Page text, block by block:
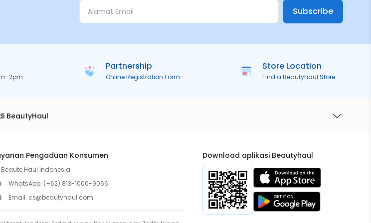
Subscribe
Partnership
Online Registration Form
Store Location
Find a Beautyhaul Store
BeautyHaul
Pengaduan Konsumen
Beaute Haul Indonesia
WhatsApp: (+62) 813-1000-9066
Email: cs@beautyhaul.com
Download aplikasi Beautyhaul